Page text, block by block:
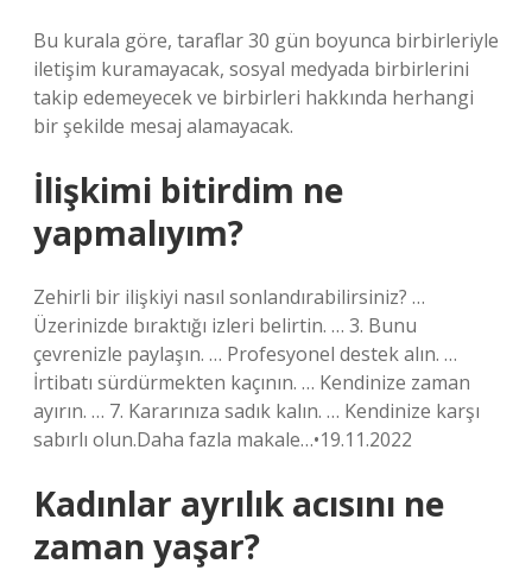
Bu kurala göre, taraflar 30 gün boyunca birbirleriyle
iletişim kuramayacak, sosyal medyada birbirlerini
takip edemeyecek ve birbirleri hakkında herhangi
bir şekilde mesaj alamayacak.
İlişkimi bitirdim ne
yapmalıyım?
Zehirli bir ilişkiyi nasıl sonlandırabilirsiniz? …
Üzerinizde bıraktığı izleri belirtin. … 3. Bunu
çevrenizle paylaşın. … Profesyonel destek alın. …
İrtibatı sürdürmekten kaçının. … Kendinize zaman
ayırın. … 7. Kararınıza sadık kalın. … Kendinize karşı
sabırlı olun.Daha fazla makale…•19.11.2022
Kadınlar ayrılık acısını ne
zaman yaşar?